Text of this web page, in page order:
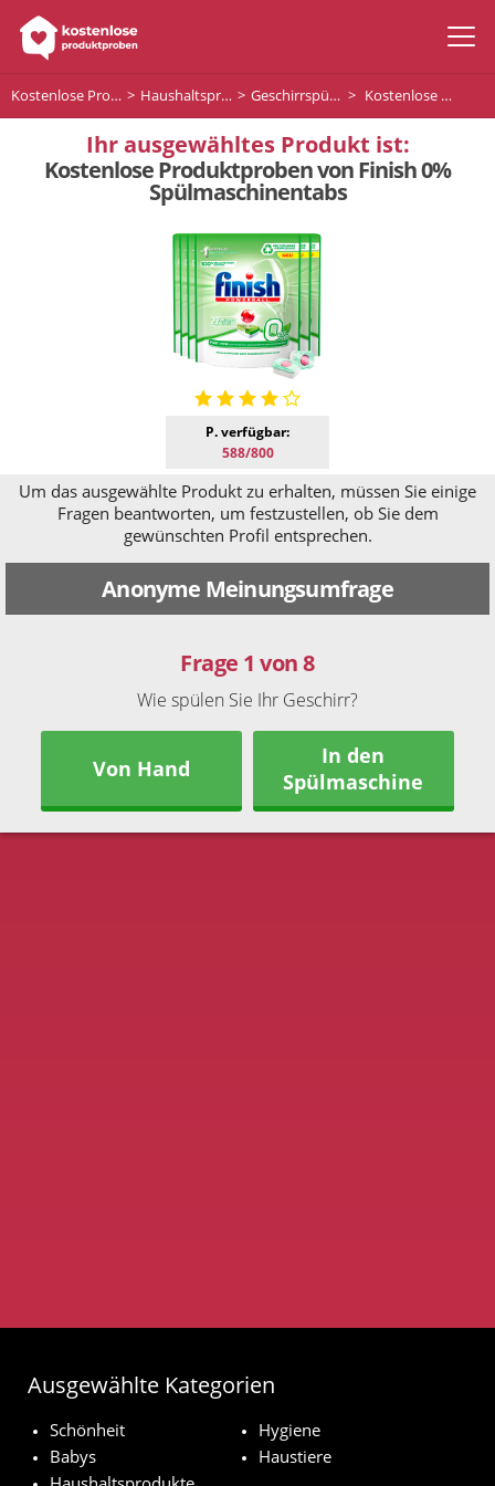
Kostenlose Produktproben Haushaltsprodukte Geschirrspülmittel Kostenlose Produktproben von Finish 0% Spülmaschinentabs
Ihr ausgewähltes Produkt ist:
Kostenlose Produktproben von Finish 0%
Spülmaschinentabs
P. verfügbar:
588/800
Anonyme Meinungsumfrage
Um das ausgewählte Produkt zu erhalten, müssen Sie einige
Fragen beantworten, um festzustellen, ob Sie dem
gewünschten Profil entsprechen.
Frage 1 von 8
Wie spülen Sie Ihr Geschirr?
Von Hand
In den
Spülmaschine
Ausgewählte Kategorien
Schönheit
Hygiene
Babys
Haustiere